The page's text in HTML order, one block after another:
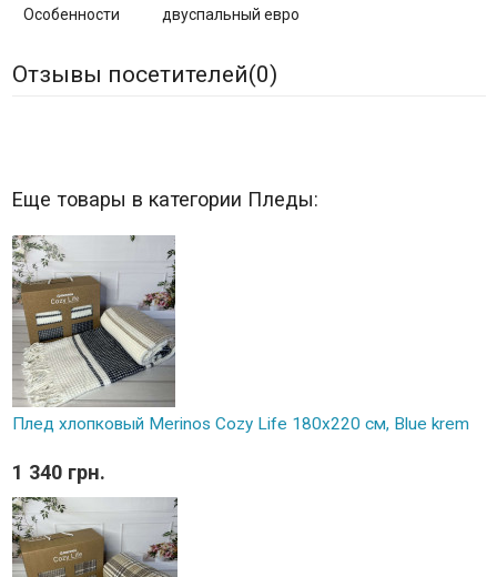
Особенности
двуспальный евро
Отзывы посетителей(0)
Еще товары в категории Пледы:
Плед хлопковый Merinos Cozy Life 180x220 см, Blue krem
1 340 грн.